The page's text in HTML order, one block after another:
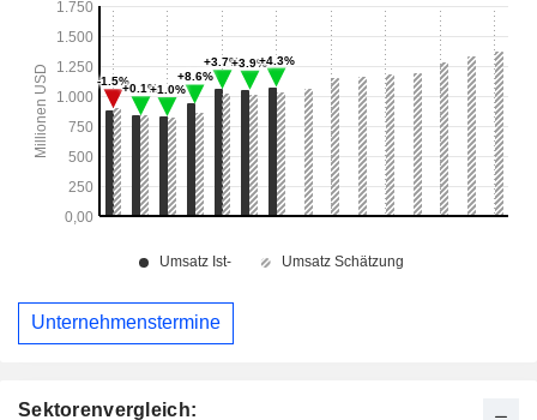
Sektorenvergleich:
Unternehmenstermine